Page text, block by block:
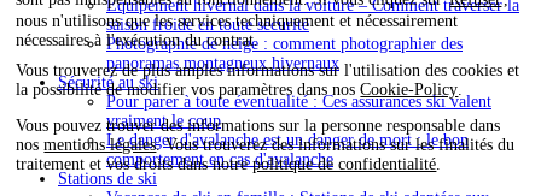
nous n'utilisons que les services techniquement et nécessairement
nécessaires à l'exécution du contrat.
Vous trouverez de plus amples informations sur l'utilisation des cookies et
la possibilité de modifier vos paramètres dans nosCookie-Policy
Vous pouvez trouver des informations sur la personne responsable dans
nosmentions légales. Vous trouverez des informations sur les finalités du
traitement et vos droits dans notrepolitique de confidentialité
Équipement hivernal dans la voiture – Comment traverser la
saison froide en toute sécurité
Photographie de neige : comment photographier des
panoramas montagneux hivernaux
Sécurité au ski
Pour parer à toute éventualité : Ces assurances ski valent
vraiment le coup
Le danger d'avalanche est un danger de mort : le bon
comportement en cas d'avalanche
Stations de ski